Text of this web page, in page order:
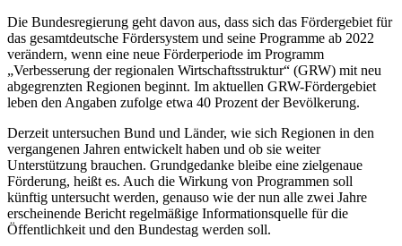
Die Bundesregierung geht davon aus, dass sich das Fördergebiet für
das gesamtdeutsche Fördersystem und seine Programme ab 2022
verändern, wenn eine neue Förderperiode im Programm
„Verbesserung der regionalen Wirtschaftsstruktur“ (GRW) mit neu
abgegrenzten Regionen beginnt. Im aktuellen GRW-Fördergebiet
leben den Angaben zufolge etwa 40 Prozent der Bevölkerung.
Derzeit untersuchen Bund und Länder, wie sich Regionen in den
vergangenen Jahren entwickelt haben und ob sie weiter
Unterstützung brauchen. Grundgedanke bleibe eine zielgenaue
Förderung, heißt es. Auch die Wirkung von Programmen soll
künftig untersucht werden, genauso wie der nun alle zwei Jahre
erscheinende Bericht regelmäßige Informationsquelle für die
Öffentlichkeit und den Bundestag werden soll.